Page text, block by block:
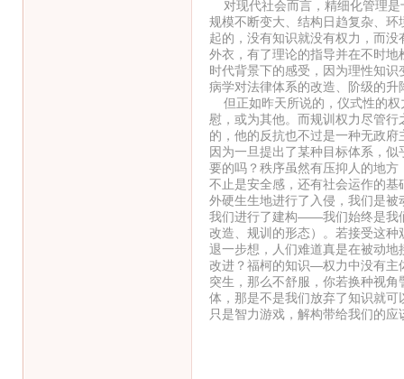
对现代社会而言，精细化管理是
规模不断变大、结构日趋复杂、
起的，没有知识就没有权力，而
外衣，有了理论的指导并在不时
时代背景下的感受，因为理性知
病学对法律体系的改造、阶级的
但正如昨天所说的，仪式性的权
慰，或为其他。而规训权力尽管
的，他的反抗也不过是一种无政
因为一旦提出了某种目标体系，
要的吗？秩序虽然有压抑人的地
不止是安全感，还有社会运作的
外硬生生地进行了入侵，我们是被
我们进行了建构——我们始终是我
改造、规训的形态）。若接受这
退一步想，人们难道真是在被动
改进？福柯的知识—权力中没有主
突生，那么不舒服，你若换种视
体，那是不是我们放弃了知识就可
只是智力游戏，解构带给我们的